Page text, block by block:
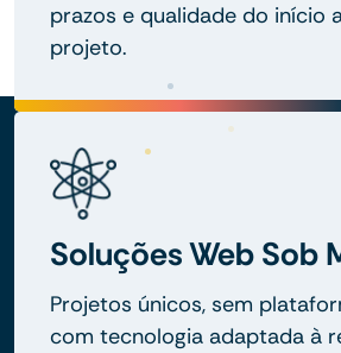
prazos e qualidade do início
projeto.
Soluções Web Sob
Projetos únicos, sem
com tecnologia adaptada à